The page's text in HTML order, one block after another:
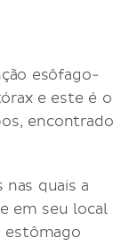
esôfago-
e este é o
encontrado
nas quais a
em seu local
estômago